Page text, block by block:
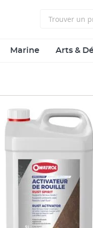
Marine Arts &
to
the
images
gallery